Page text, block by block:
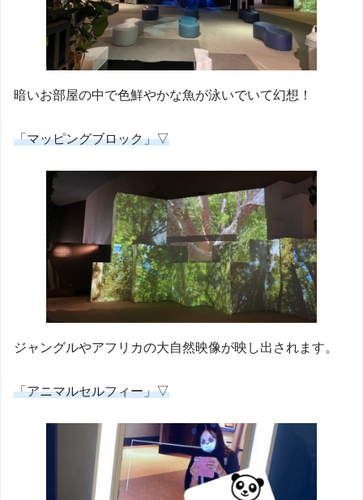
暗いお部屋の中で色鮮やかな魚が泳いでいて幻想！
「マッピングブロック」▽
ジャングルやアフリカの大自然映像が映し出されます。
「アニマルセルフィー」▽